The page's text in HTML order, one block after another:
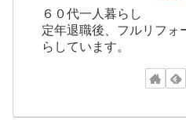
６０代一人暮らし
定年退職後、フルリフォ
らしています。